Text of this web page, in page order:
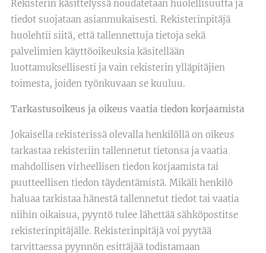
Rekisterin käsittelyssä noudatetaan huolellisuutta ja
tiedot suojataan asianmukaisesti. Rekisterinpitäjä
huolehtii siitä, että tallennettuja tietoja sekä
palvelimien käyttöoikeuksia käsitellään
luottamuksellisesti ja vain rekisterin ylläpitäjien
toimesta, joiden työnkuvaan se kuuluu.
Tarkastusoikeus ja oikeus vaatia tiedon korjaamista
Jokaisella rekisterissä olevalla henkilöllä on oikeus
tarkastaa rekisteriin tallennetut tietonsa ja vaatia
mahdollisen virheellisen tiedon korjaamista tai
puutteellisen tiedon täydentämistä. Mikäli henkilö
haluaa tarkistaa hänestä tallennetut tiedot tai vaatia
niihin oikaisua, pyyntö tulee lähettää sähköpostitse
rekisterinpitäjälle. Rekisterinpitäjä voi pyytää
tarvittaessa pyynnön esittäjää todistamaan